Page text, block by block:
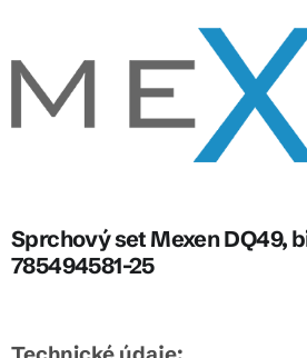
Sprchový set Mexen DQ49,
785494581-25